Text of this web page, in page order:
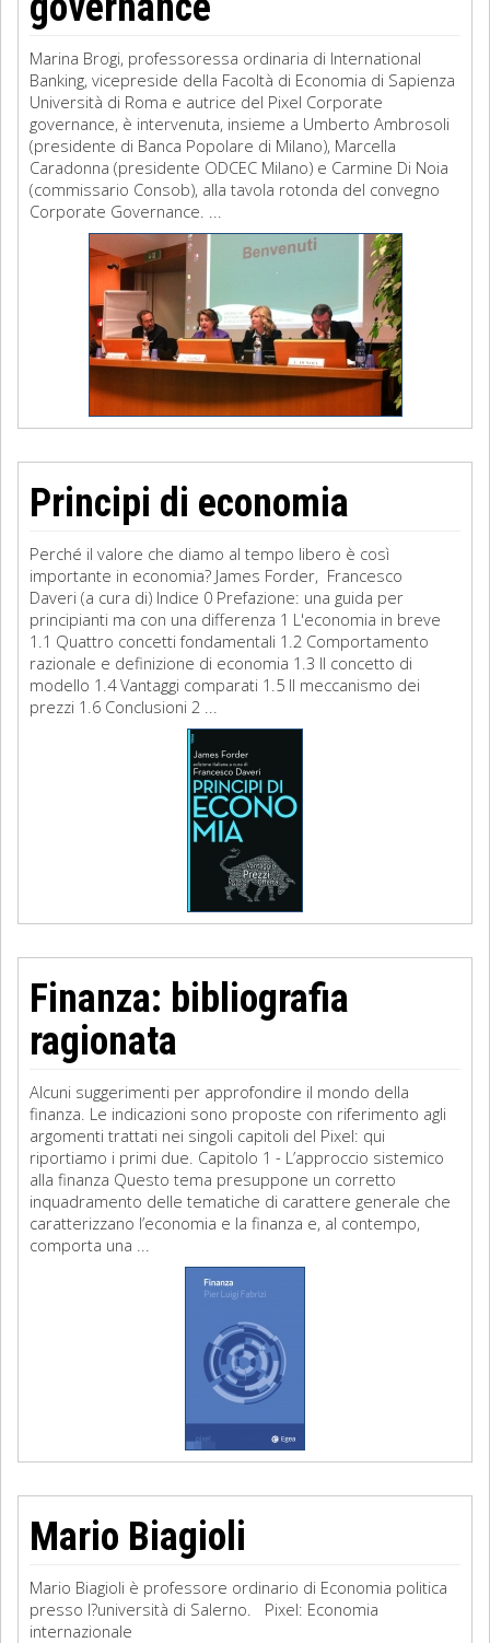
Marina Brogi, professoressa ordinaria di International
Banking, vicepreside della Facoltà di Economia di Sapienza
Università di Roma e autrice del Pixel Corporate
governance, è intervenuta, insieme a Umberto Ambrosoli
(presidente di Banca Popolare di Milano), Marcella
Caradonna (presidente ODCEC Milano) e Carmine Di Noia
(commissario Consob), alla tavola rotonda del convegno
Corporate Governance. ...
Principi di economia
Perché il valore che diamo al tempo libero è così
importante in economia? James Forder, Francesco
Daveri (a cura di) Indice 0 Prefazione: una guida per
principianti ma con una differenza 1 L'economia in breve
1.1 Quattro concetti fondamentali 1.2 Comportamento
razionale e definizione di economia 1.3 Il concetto di
modello 1.4 Vantaggi comparati 1.5 Il meccanismo dei
prezzi 1.6 Conclusioni 2 ...
Finanza: bibliografia
ragionata
Alcuni suggerimenti per approfondire il mondo della
finanza. Le indicazioni sono proposte con riferimento agli
argomenti trattati nei singoli capitoli del Pixel: qui
riportiamo i primi due. Capitolo 1 - L’approccio sistemico
alla finanza Questo tema presuppone un corretto
inquadramento delle tematiche di carattere generale che
caratterizzano l’economia e la finanza e, al contempo,
comporta una ...
Mario Biagioli
Mario Biagioli è professore ordinario di Economia politica
presso l?università di Salerno. Pixel: Economia
internazionale